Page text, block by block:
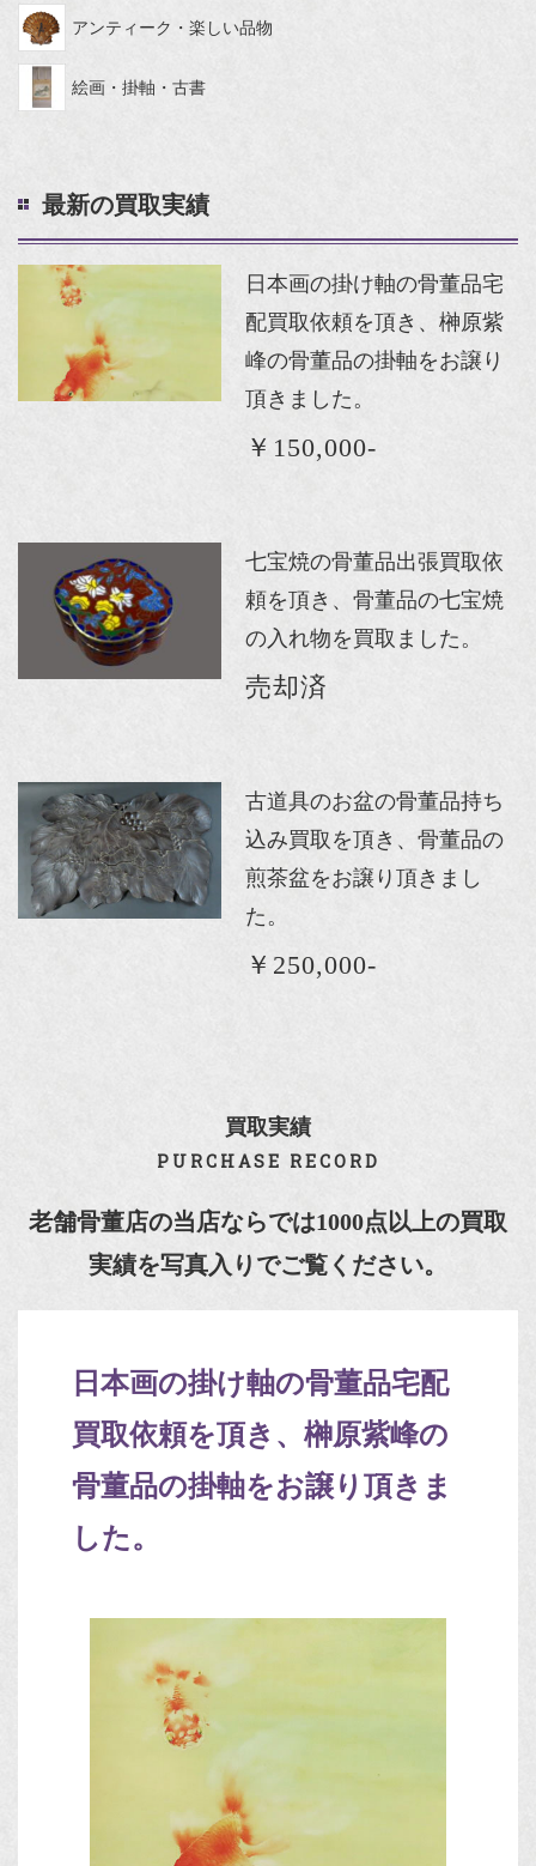
アンティーク・楽しい品物
絵画・掛軸・古書
最新の買取実績
日本画の掛け軸の骨董品宅
配買取依頼を頂き、榊原紫
峰の骨董品の掛軸をお譲り
頂きました。
￥150,000-
七宝焼の骨董品出張買取依
頼を頂き、骨董品の七宝焼
の入れ物を買取ました。
売却済
古道具のお盆の骨董品持ち
込み買取を頂き、骨董品の
煎茶盆をお譲り頂きまし
た。
￥250,000-
買取実績
PURCHASE RECORD
老舗骨董店の当店ならでは1000点以上の買取
実績を写真入りでご覧ください。
日本画の掛け軸の骨董品宅配
買取依頼を頂き、榊原紫峰の
骨董品の掛軸をお譲り頂きま
した。